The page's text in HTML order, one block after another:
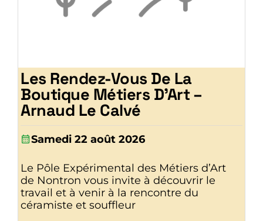
Les Rendez-Vous De La
Boutique Métiers D’Art –
Arnaud Le Calvé
Samedi 22 août 2026
Le Pôle Expérimental des Métiers d’Art
de Nontron vous invite à découvrir le
travail et à venir à la rencontre du
céramiste et souffleur